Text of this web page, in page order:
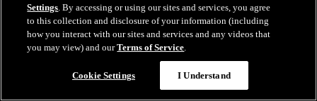
MTL@CAR: Caufield marque un but en A.N.
Settings. By accessing or using our sites and services, you agree
to this collection and disclosure of your information (including
how you interact with our sites and services and any videos that
you may view) and ourTerms of Service.
Cookie Settings I Understand